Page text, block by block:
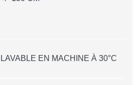
LAVABLE EN MACHINE À 30°C